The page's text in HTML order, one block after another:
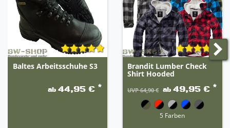
unterschiedliche Eigenschaften der jeweiligen
Artikel. Die erste Farbe ist der Hauptteil des
Produktes. Beispiel: grau-schwarz 80% grau / 20%
schwarz.
Baltes Arbeitsschuhe S3
ab44,95 € *
Brandit Lumber Check
Shirt Hooded
UVP 64,90 € ab 49,95 € *
5 Farben